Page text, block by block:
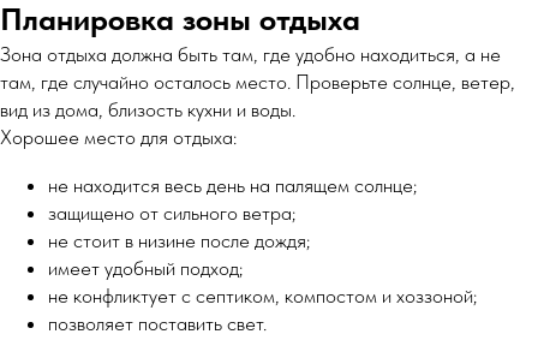
Планировка зоны отдыха
Зона отдыха должна быть там, где удобно находиться, а не
там, где случайно осталось место. Проверьте солнце, ветер,
вид из дома, близость кухни и воды.
Хорошее место для отдыха:
не находится весь день на палящем солнце;
защищено от сильного ветра;
не стоит в низине после дождя;
имеет удобный подход;
не конфликтует с септиком, компостом и хоззоной;
позволяет поставить свет.